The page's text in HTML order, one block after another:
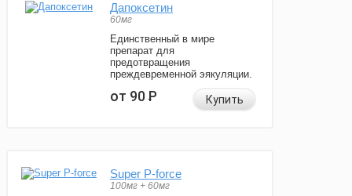
Дапоксетин
60мг
Единственный в мире
препарат для
предотвращения
преждевременной эякуляции.
от 90Р Купить
Super P-force
100мг + 60мг